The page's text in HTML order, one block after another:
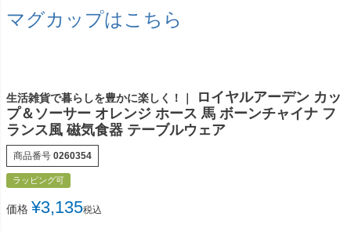
マグカップはこちら
生活雑貨で暮らしを豊かに楽しく！｜
ロイヤルアーデン カッ
プ＆ソーサー オレンジ ホース 馬 ボーンチャイナ フ
ランス風 磁気食器 テーブルウェア
商品番号 0260354
ラッピング可
価格 ¥3,135税込